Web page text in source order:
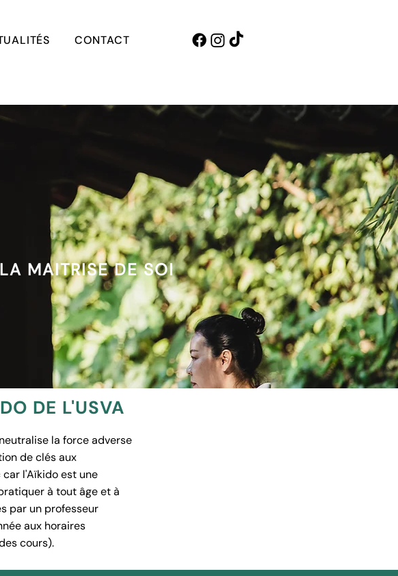
CONTACT
MAITRISE DE SOI
DE L'USVA
la force adverse
de clés aux
l'Aïkido est une
à tout âge et à
par un professeur
aux horaires
cours).